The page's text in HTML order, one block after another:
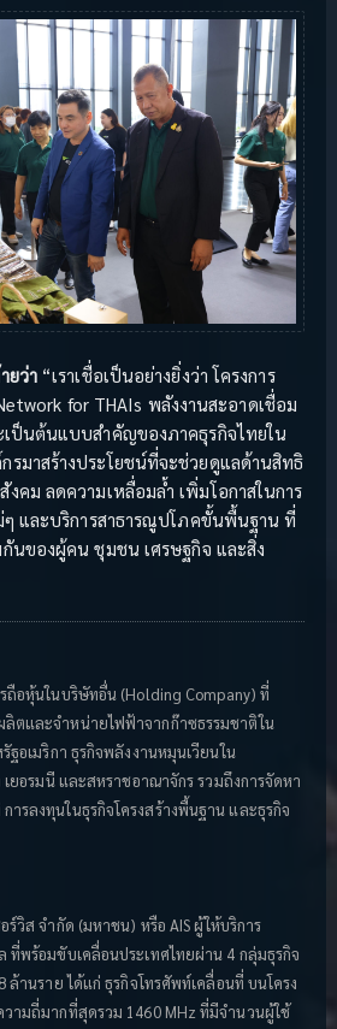
ยว่า“เราเชื่อเป็นอย่างยิ่งว่า โครงการ
for THAIs พลังงานสะอาดเชื่อม
เป็นต้นแบบสำคัญของภาคธุรกิจไทยใน
รมาสร้างประโยชน์ที่จะช่วยดูแลด้านสิทธิ
คม ลดความเหลื่อมล้ำ เพิ่มโอกาสในการ
ๆ และบริการสาธารณูปโภคขั้นพื้นฐาน ที่
กันของผู้คน ชุมชน เศรษฐกิจ และสิ่ง
ถือหุ้นในบริษัทอื่น (Holding Company) ที่
ลิตและจำหน่ายไฟฟ้าจากก๊าซธรรมชาติใน
ฐอเมริกา ธุรกิจพลังงานหมุนเวียนใน
ยอรมนี และสหราชอาณาจักร รวมถึงการจัดหา
ารลงทุนในธุรกิจโครงสร้างพื้นฐาน และธุรกิจ
วิส จำกัด (มหาชน) หรือ AIS ผู้ให้บริการ
ที่พร้อมขับเคลื่อนประเทศไทยผ่าน 4 กลุ่มธุรกิจ
ล้านราย ได้แก่ ธุรกิจโทรศัพท์เคลื่อนที่ บนโครง
ามถี่มากที่สุดรวม 1460 MHz ที่มีจำนวนผู้ใช้